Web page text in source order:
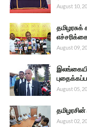
August 10,
தமிழரசுக்
August 09,
August 05,
August 02,